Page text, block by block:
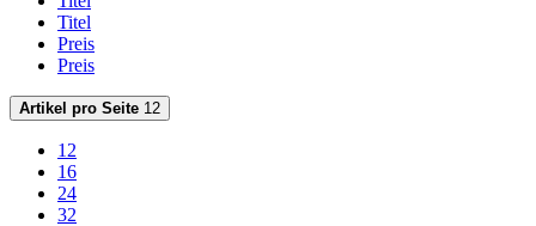
Titel
Preis
Preis
Artikel pro Seite 12
12
16
24
32